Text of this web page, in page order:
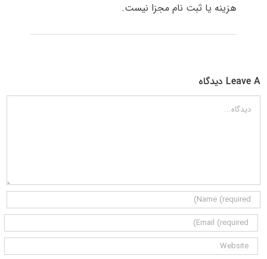
هزینه یا ثبت نام مجزا نیست.
Leave A دیدگاه
دیدگاه